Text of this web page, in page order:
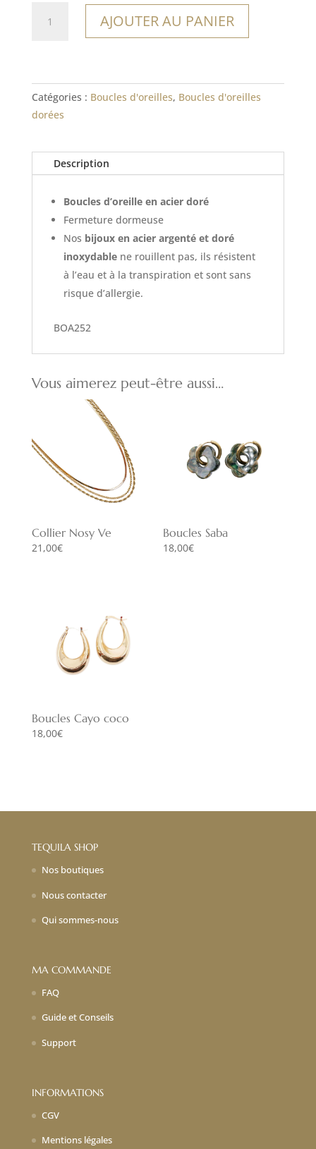
AJOUTER AU PANIER
Catégories : Boucles d'oreilles, Boucles d'oreilles
dorées
Description
Boucles d’oreille en acier doré
Fermeture dormeuse
Nos bijoux en acier argenté et doré
inoxydablene rouillent pas, ils résistent
à l’eau et à la transpiration et sont sans
risque d’allergie.
BOA252
Vous aimerez peut-être aussi…
Collier Nosy Ve
21,00€
Boucles Saba
18,00€
Boucles Cayo coco
18,00€
TEQUILA SHOP
Nos boutiques
Nous contacter
Qui sommes-nous
MA COMMANDE
FAQ
Guide et Conseils
Support
INFORMATIONS
CGV
Mentions légales